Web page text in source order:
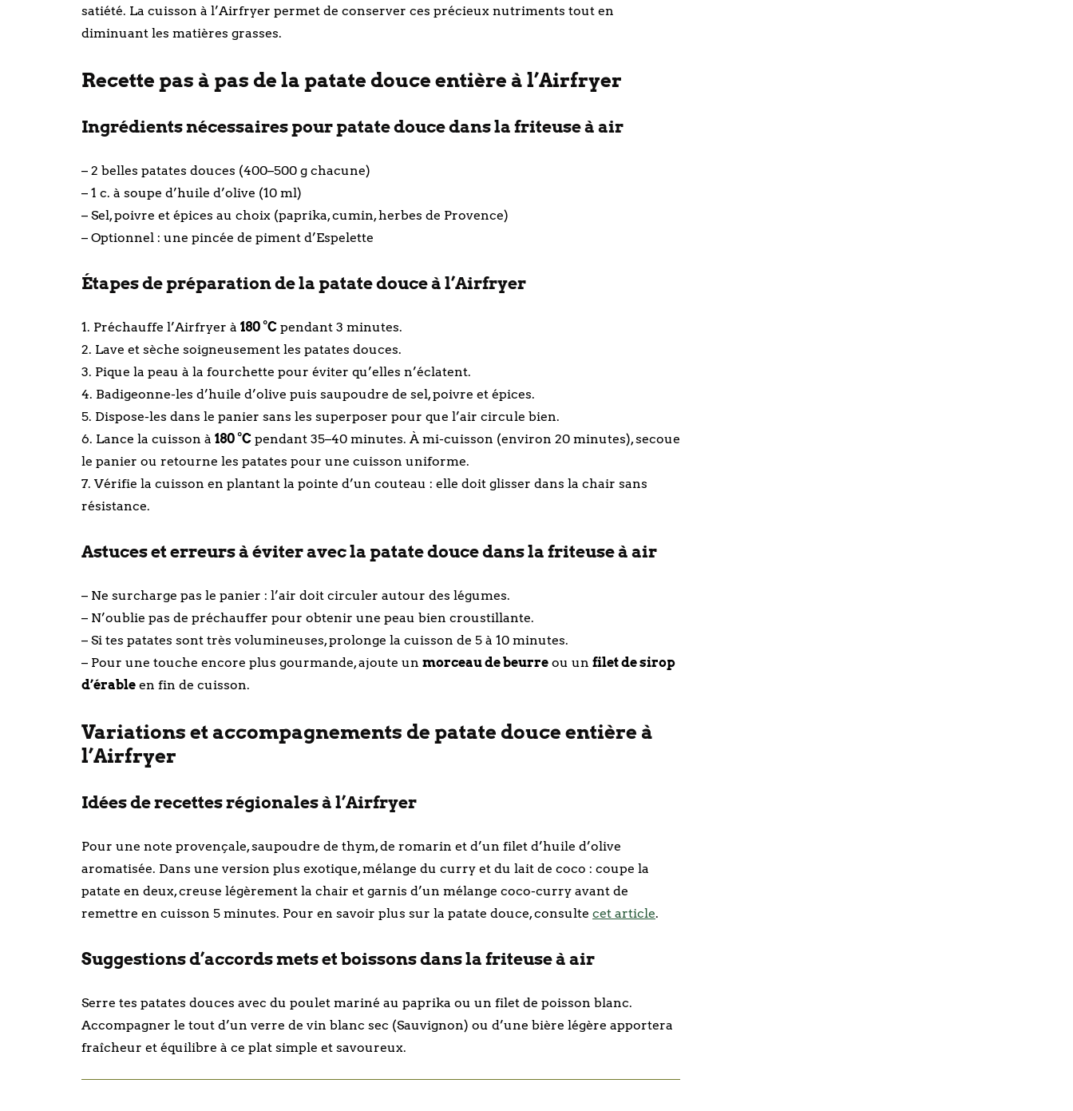
satiété. La cuisson à l’Airfryer permet de conserver ces précieux nutriments tout en
diminuant les matières grasses.
Recette pas à pas de la patate douce entière à l’Airfryer
Ingrédients nécessaires pour patate douce dans la friteuse à air
– 2 belles patates douces (400–500 g chacune)
– 1 c. à soupe d’huile d’olive (10 ml)
– Sel, poivre et épices au choix (paprika, cumin, herbes de Provence)
– Optionnel : une pincée de piment d’Espelette
Étapes de préparation de la patate douce à l’Airfryer
1. Préchauffe l’Airfryer à 180 °C pendant 3 minutes.
2. Lave et sèche soigneusement les patates douces.
3. Pique la peau à la fourchette pour éviter qu’elles n’éclatent.
4. Badigeonne-les d’huile d’olive puis saupoudre de sel, poivre et épices.
5. Dispose-les dans le panier sans les superposer pour que l’air circule bien.
6. Lance la cuisson à 180 °C pendant 35–40 minutes. À mi-cuisson (environ 20 minutes), secoue
le panier ou retourne les patates pour une cuisson uniforme.
7. Vérifie la cuisson en plantant la pointe d’un couteau : elle doit glisser dans la chair sans
résistance.
Astuces et erreurs à éviter avec la patate douce dans la friteuse à air
– Ne surcharge pas le panier : l’air doit circuler autour des légumes.
– N’oublie pas de préchauffer pour obtenir une peau bien croustillante.
– Si tes patates sont très volumineuses, prolonge la cuisson de 5 à 10 minutes.
– Pour une touche encore plus gourmande, ajoute un morceau de beurre ou un filet de sirop
d’érable en fin de cuisson.
Variations et accompagnements de patate douce entière à
l’Airfryer
Idées de recettes régionales à l’Airfryer
Pour une note provençale, saupoudre de thym, de romarin et d’un filet d’huile d’olive
aromatisée. Dans une version plus exotique, mélange du curry et du lait de coco : coupe la
patate en deux, creuse légèrement la chair et garnis d’un mélange coco-curry avant de
remettre en cuisson 5 minutes. Pour en savoir plus sur la patate douce, consulte cet article.
Suggestions d’accords mets et boissons dans la friteuse à air
Serre tes patates douces avec du poulet mariné au paprika ou un filet de poisson blanc.
Accompagner le tout d’un verre de vin blanc sec (Sauvignon) ou d’une bière légère apportera
fraîcheur et équilibre à ce plat simple et savoureux.